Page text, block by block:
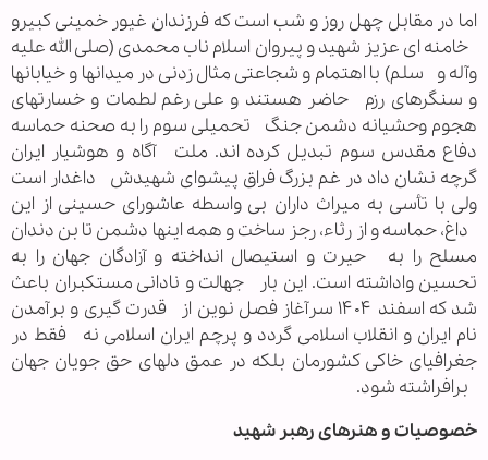
اما در مقابل چهل روز و شب است که فرزندان غیور خمینی کبیرو
خامنه ای عزیز شهید و پیروان اسلام ناب محمدی (صلی الله علیه
وآله و سلم) با اهتمام و شجاعتی مثال زدنی در میدانها و خیابانها
و سنگرهای رزم حاضر هستند و علی رغم لطمات و خسارتهای
هجوم وحشیانه دشمن جنگ تحمیلی سوم را به صحنه حماسه
دفاع مقدس سوم تبدیل کرده اند. ملت آگاه و هوشیار ایران
گرچه نشان داد در غم بزرگ فراق پیشوای شهیدش داغدار است
ولی با تأسی به میراث داران بی واسطه عاشورای حسینی از این
داغ، حماسه و از رثاء، رجز ساخت و همه اینها دشمن تا بن دندان
مسلح را به حیرت و استیصال انداخته و آزادگان جهان را به
تحسین واداشته است. این بار جهالت و نادانی مستکبران باعث
شد که اسفند ۱۴۰۴ سرآغاز فصل نوین از قدرت گیری و برآمدن
نام ایران و انقلاب اسلامی گردد و پرچم ایران اسلامی نه فقط در
جغرافیای خاکی کشورمان بلکه در عمق دلهای حق جویان جهان
برافراشته شود.
خصوصیات و هنرهای رهبر شهید